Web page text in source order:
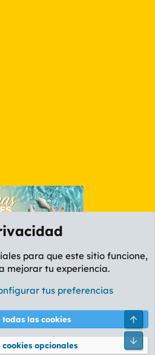
AMARILLO
Política de privacidad Ayuda
para que este sitio funcione,
mejorar tu experiencia.
tus preferencias
las cookies
cookies opcionales
Pie